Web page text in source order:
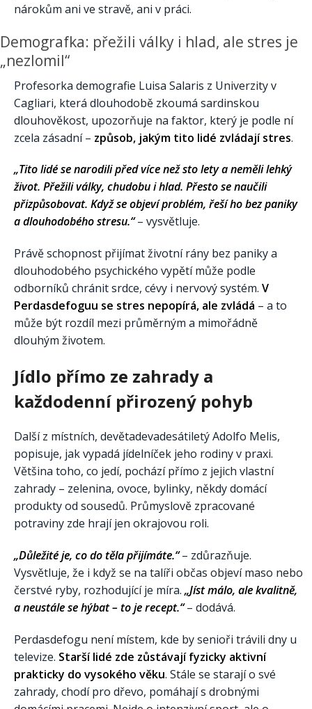
nárokům ani ve stravě, ani v práci.
Demografka: přežili války i hlad, ale stres je
„nezlomil“
Profesorka demografie Luisa Salaris z Univerzity v
Cagliari, která dlouhodobě zkoumá sardinskou
dlouhověkost, upozorňuje na faktor, který je podle ní
zcela zásadní – způsob, jakým tito lidé zvládají stres.
„Tito lidé se narodili před více než sto lety a neměli lehký
život. Přežili války, chudobu i hlad. Přesto se naučili
přizpůsobovat. Když se objeví problém, řeší ho bez paniky
a dlouhodobého stresu.“ – vysvětluje.
Právě schopnost přijímat životní rány bez paniky a
dlouhodobého psychického vypětí může podle
odborníků chránit srdce, cévy i nervový systém. V
Perdasdefoguu se stres nepopírá, ale zvládá – a to
může být rozdíl mezi průměrným a mimořádně
dlouhým životem.
Jídlo přímo ze zahrady a
každodenní přirozený pohyb
Další z místních, devětadevadesátiletý Adolfo Melis,
popisuje, jak vypadá jídelníček jeho rodiny v praxi.
Většina toho, co jedí, pochází přímo z jejich vlastní
zahrady – zelenina, ovoce, bylinky, někdy domácí
produkty od sousedů. Průmyslově zpracované
potraviny zde hrají jen okrajovou roli.
„Důležité je, co do těla přijímáte.“ – zdůrazňuje.
Vysvětluje, že i když se na talíři občas objeví maso nebo
čerstvé ryby, rozhodující je míra. „Jíst málo, ale kvalitně,
a neustále se hýbat – to je recept.“– dodává.
Perdasdefogu není místem, kde by senioři trávili dny u
televize. Starší lidé zde zůstávají fyzicky aktivní
prakticky do vysokého věku. Stále se starají o své
zahrady, chodí pro dřevo, pomáhají s drobnými